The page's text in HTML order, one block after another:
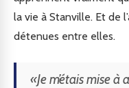
la vie à Stanville. Et de
détenues entre elles.
«Je m’étais mise